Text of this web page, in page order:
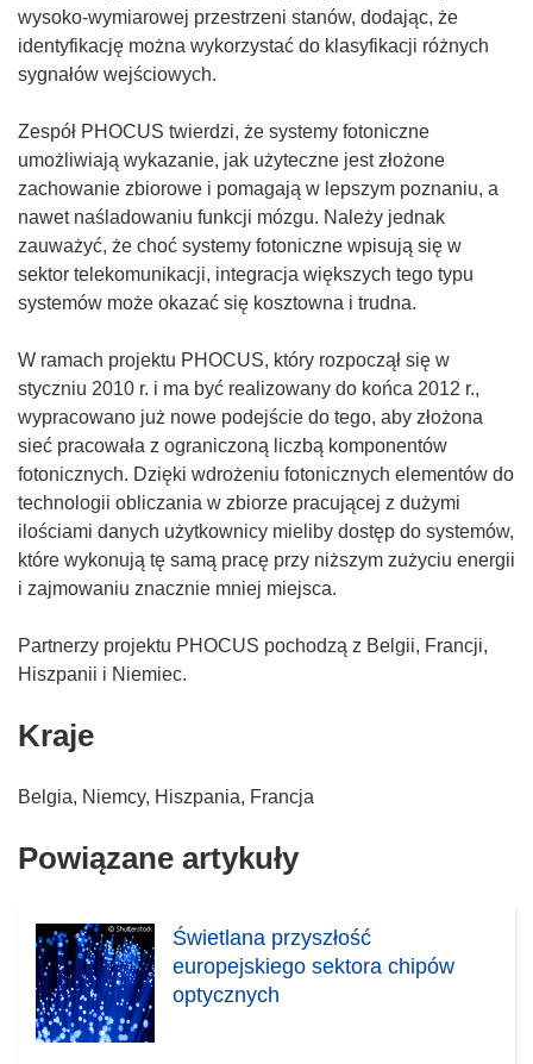
wysoko-wymiarowej przestrzeni stanów, dodając, że
identyfikację można wykorzystać do klasyfikacji różnych
sygnałów wejściowych.
Zespół PHOCUS twierdzi, że systemy fotoniczne
umożliwiają wykazanie, jak użyteczne jest złożone
zachowanie zbiorowe i pomagają w lepszym poznaniu, a
nawet naśladowaniu funkcji mózgu. Należy jednak
zauważyć, że choć systemy fotoniczne wpisują się w
sektor telekomunikacji, integracja większych tego typu
systemów może okazać się kosztowna i trudna.
W ramach projektu PHOCUS, który rozpoczął się w
styczniu 2010 r. i ma być realizowany do końca 2012 r.,
wypracowano już nowe podejście do tego, aby złożona
sieć pracowała z ograniczoną liczbą komponentów
fotonicznych. Dzięki wdrożeniu fotonicznych elementów do
technologii obliczania w zbiorze pracującej z dużymi
ilościami danych użytkownicy mieliby dostęp do systemów,
które wykonują tę samą pracę przy niższym zużyciu energii
i zajmowaniu znacznie mniej miejsca.
Partnerzy projektu PHOCUS pochodzą z Belgii, Francji,
Hiszpanii i Niemiec.
Kraje
Belgia, Niemcy, Hiszpania, Francja
Powiązane artykuły
Świetlana przyszłość
europejskiego sektora chipów
optycznych